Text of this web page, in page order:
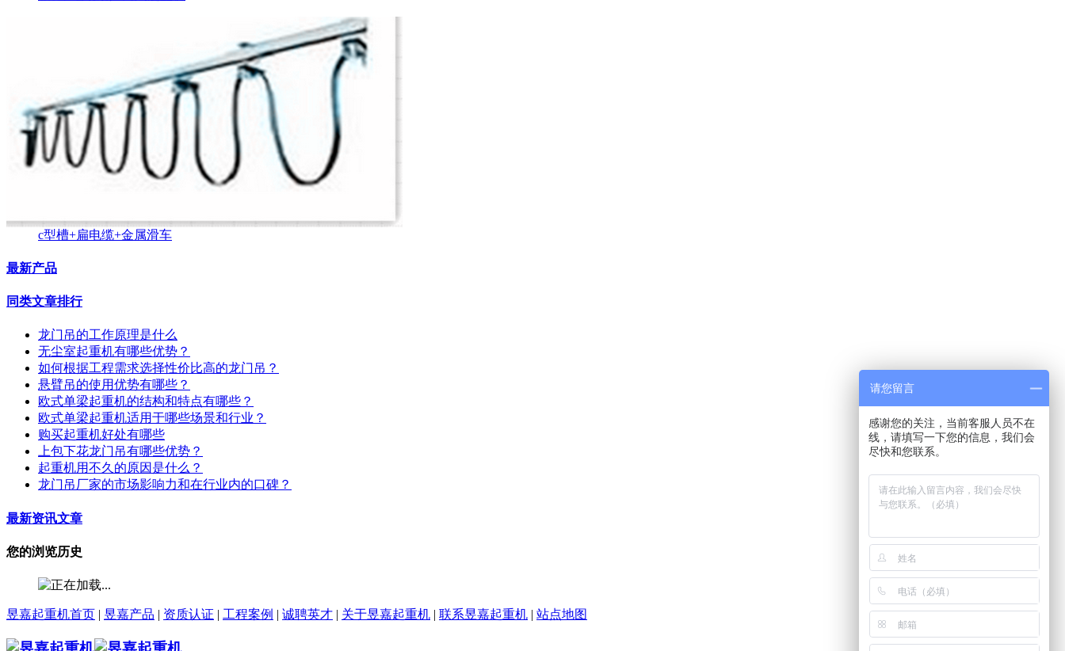
c型槽+扁电缆+金属滑车
最新产品
同类文章排行
龙门吊的工作原理是什么
无尘室起重机有哪些优势？
如何根据工程需求选择性价比高的龙门吊？
悬臂吊的使用优势有哪些？
欧式单梁起重机的结构和特点有哪些？
欧式单梁起重机适用于哪些场景和行业？
购买起重机好处有哪些
上包下花龙门吊有哪些优势？
起重机用不久的原因是什么？
龙门吊厂家的市场影响力和在行业内的口碑？
最新资讯文章
您的浏览历史
昱嘉起重机首页 | 昱嘉产品 | 资质认证 | 工程案例 | 诚聘英才 | 关于昱嘉起重机 | 联系昱嘉起重机 | 站点地图
请您留言
感谢您的关注，当前客服人员不在
线，请填写一下您的信息，我们会
尽快和您联系。